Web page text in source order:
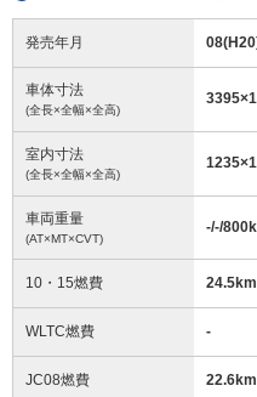
発売年月
車体寸法
(全長×全幅×全高)
3395×
室内寸法
(全長×全幅×全高)
1235×
車両重量
(AT×MT×CVT)
-/-/800
10・15燃費
WLTC燃費 -
JC08燃費